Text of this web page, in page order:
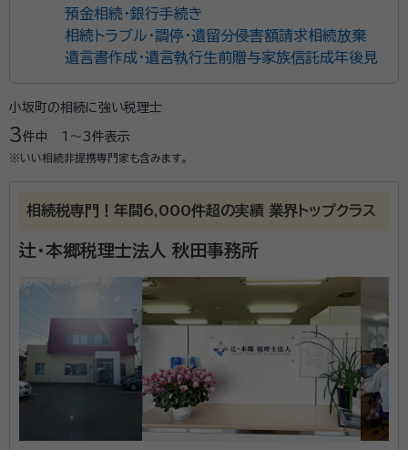
預金相続・銀行手続き
相続トラブル・調停・遺留分侵害額請求相続放棄
遺言書作成・遺言執行生前贈与家族信託成年後見
小坂町の相続に強い税理士
3件中 1〜3件表示
※いい相続非提携専門家も含みます。
相続税専門！年間6,000件超の実績 業界トップクラス
辻・本郷税理士法人 秋田事務所